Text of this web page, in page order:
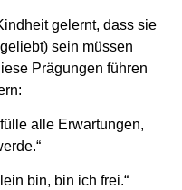
gelernt, dass sie
sein müssen
Prägungen führen
alle Erwartungen,
bin, bin ich frei.“